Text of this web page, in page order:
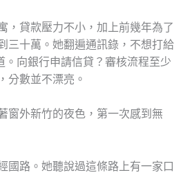
，貸款壓力不小，加上前幾年為了
三十萬。她翻遍通訊錄，不想打給
向銀行申請信貸？審核流程至少
分數並不漂亮。
窗外新竹的夜色，第一次感到無
國路。她聽說過這條路上有一家口